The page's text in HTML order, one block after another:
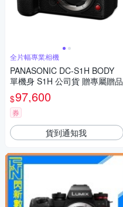
全片幅專業相機
PANASONIC DC-S1H BODY
單機身 S1H 公司貨 贈專屬贈品
$97,600
券
貨到通知我